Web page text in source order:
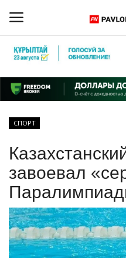
Главная
КАЗАХСТАН
МИР
СПЕЦПРОЕКТЫ
СПОРТ
завоевал